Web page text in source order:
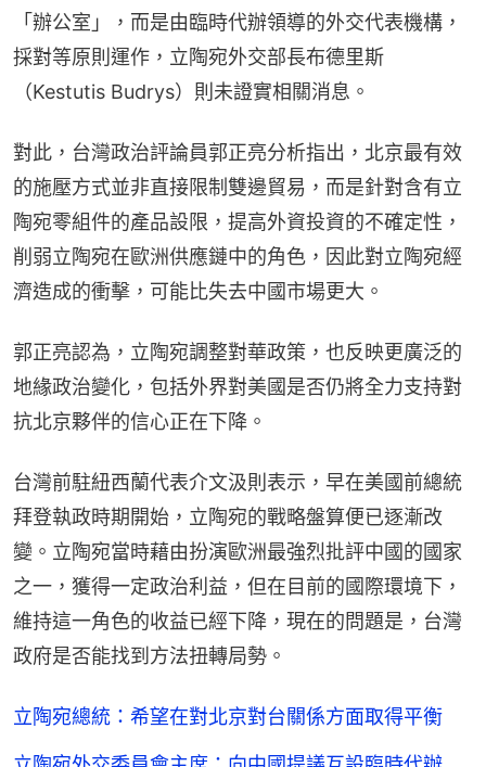
「辦公室」，而是由臨時代辦領導的外交代表機構，
採對等原則運作，立陶宛外交部長布德里斯
（Kestutis Budrys）則未證實相關消息。
對此，台灣政治評論員郭正亮分析指出，北京最有效
的施壓方式並非直接限制雙邊貿易，而是針對含有立
陶宛零組件的產品設限，提高外資投資的不確定性，
削弱立陶宛在歐洲供應鏈中的角色，因此對立陶宛經
濟造成的衝擊，可能比失去中國市場更大。
郭正亮認為，立陶宛調整對華政策，也反映更廣泛的
地緣政治變化，包括外界對美國是否仍將全力支持對
抗北京夥伴的信心正在下降。
台灣前駐紐西蘭代表介文汲則表示，早在美國前總統
拜登執政時期開始，立陶宛的戰略盤算便已逐漸改
變。立陶宛當時藉由扮演歐洲最強烈批評中國的國家
之一，獲得一定政治利益，但在目前的國際環境下，
維持這一角色的收益已經下降，現在的問題是，台灣
政府是否能找到方法扭轉局勢。
立陶宛總統：希望在對北京對台關係方面取得平衡